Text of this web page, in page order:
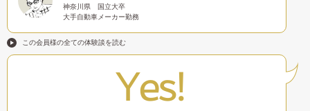
神奈川県
国立大卒
大手自動車メーカー勤務
この会員様の全ての体験談を読む
Yes!